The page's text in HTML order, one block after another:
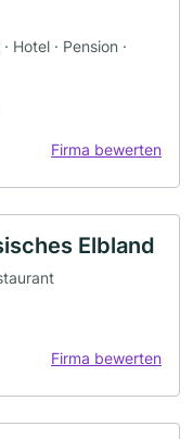
Hotel · Pension ·
Firma bewerten
Elbland
Firma bewerten